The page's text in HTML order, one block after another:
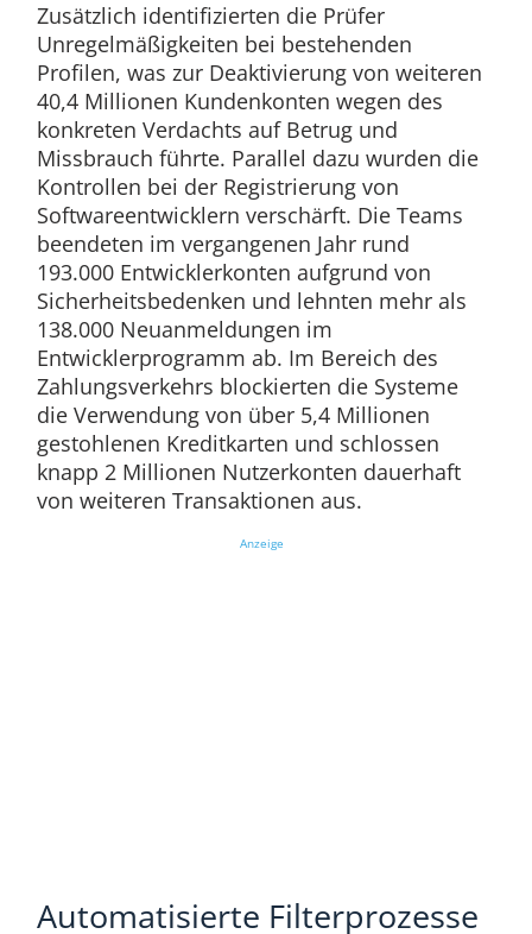
Zusätzlich identifizierten die Prüfer
Unregelmäßigkeiten bei bestehenden
Profilen, was zur Deaktivierung von weiteren
40,4 Millionen Kundenkonten wegen des
konkreten Verdachts auf Betrug und
Missbrauch führte. Parallel dazu wurden die
Kontrollen bei der Registrierung von
Softwareentwicklern verschärft. Die Teams
beendeten im vergangenen Jahr rund
193.000 Entwicklerkonten aufgrund von
Sicherheitsbedenken und lehnten mehr als
138.000 Neuanmeldungen im
Entwicklerprogramm ab. Im Bereich des
Zahlungsverkehrs blockierten die Systeme
die Verwendung von über 5,4 Millionen
gestohlenen Kreditkarten und schlossen
knapp 2 Millionen Nutzerkonten dauerhaft
von weiteren Transaktionen aus.
Anzeige
Automatisierte Filterprozesse